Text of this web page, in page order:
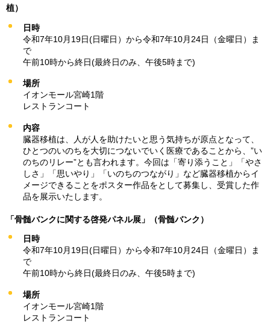
植）
日時
令和7年10月19日(日曜日）から令和7年10月24日（金曜日）ま
で
午前10時から終日(最終日のみ、午後5時まで)
場所
イオンモール宮崎1階
レストランコート
内容
臓器移植は、人が人を助けたいと思う気持ちが原点となって、
ひとつのいのちを大切につないでいく医療であることから、”い
のちのリレー”とも言われます。今回は「寄り添うこと」「やさ
しさ」「思いやり」「いのちのつながり」など臓器移植からイ
メージできることをポスター作品をとして募集し、受賞した作
品を展示いたします。
「骨髄バンクに関する啓発パネル展」（骨髄バンク）
日時
令和7年10月19日(日曜日）から令和7年10月24日（金曜日）ま
で
午前10時から終日(最終日のみ、午後5時まで)
場所
イオンモール宮崎1階
レストランコート